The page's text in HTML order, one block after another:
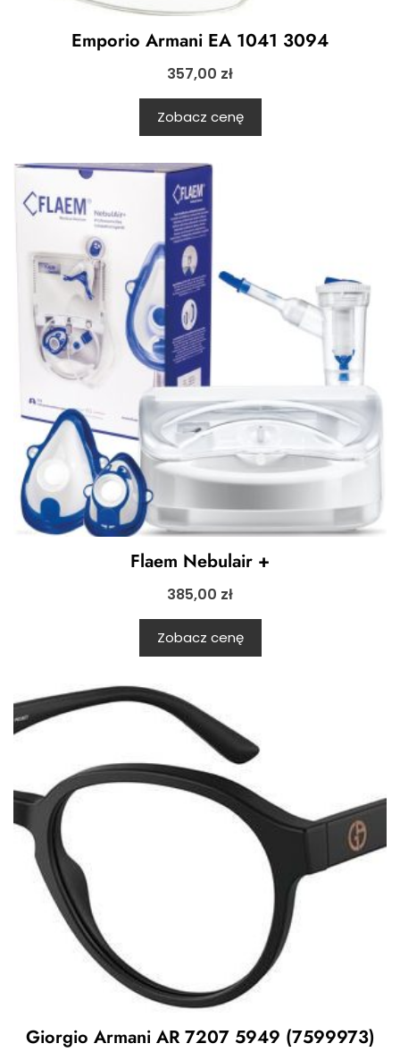
Emporio Armani EA 1041 3094
357,00 zł
Zobacz cenę
Flaem Nebulair +
385,00 zł
Zobacz cenę
Giorgio Armani AR 7207 5949 (7599973)